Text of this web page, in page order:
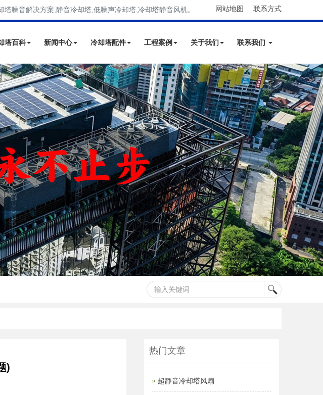
噪音解决方案,静音冷却塔,低噪声冷却塔,冷却塔静音风机。 网站地图 联系方式
塔百科 新闻中心 冷却塔配件 工程案例 关于我们 联系我们
)
热门文章
超静音冷却塔风扇